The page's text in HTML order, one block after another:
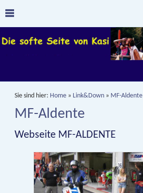
Sie sind hier: Home » Link&Down » MF-Aldente
MF-Aldente
Webseite MF-ALDENTE